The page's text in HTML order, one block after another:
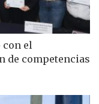
con el
de competencias